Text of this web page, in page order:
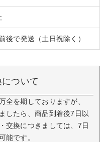
後で発送（土日祝除く）
ついて
全を期しておりますが、
したら、商品到着後7日以
交換につきましては、7日
能です。